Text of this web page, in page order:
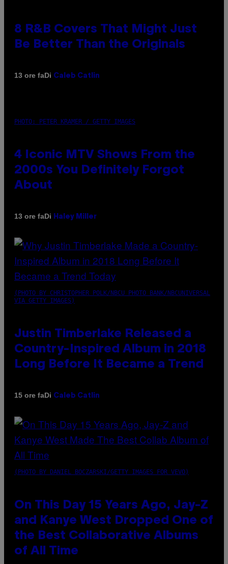
8 R&B Covers That Might Just
Be Better Than the Originals
13 ore faDi Caleb Catlin
PHOTO: PETER KRAMER / GETTY IMAGES
4 Iconic MTV Shows From the
2000s You Definitely Forgot
About
13 ore faDi Haley Miller
(PHOTO BY CHRISTOPHER POLK/NBCU PHOTO BANK/NBCUNIVERSAL
VIA GETTY IMAGES)
Justin Timberlake Released a
Country-Inspired Album in 2018
Long Before It Became a Trend
15 ore faDi Caleb Catlin
(PHOTO BY DANIEL BOCZARSKI/GETTY IMAGES FOR VEVO)
On This Day 15 Years Ago, Jay-Z
and Kanye West Dropped One of
the Best Collaborative Albums
of All Time